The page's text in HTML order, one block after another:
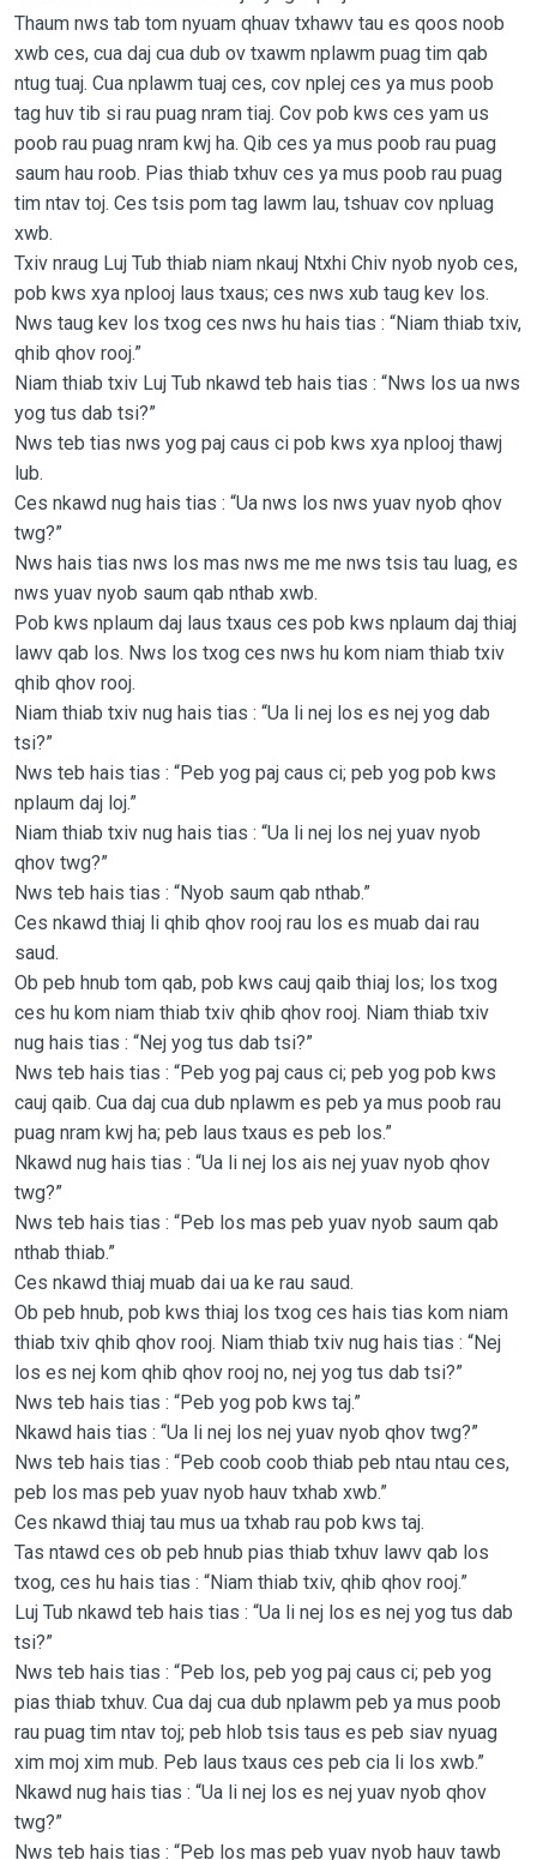
Thaum nws tab tom nyuam qhuav txhawv tau es qoos noob
xwb ces, cua daj cua dub ov txawm nplawm puag tim qab
ntug tuaj. Cua nplawm tuaj ces, cov nplej ces ya mus poob
tag huv tib si rau puag nram tiaj. Cov pob kws ces yam us
poob rau puag nram kwj ha. Qib ces ya mus poob rau puag
saum hau roob. Pias thiab txhuv ces ya mus poob rau puag
tim ntav toj. Ces tsis pom tag lawm lau, tshuav cov npluag
xwb.
Txiv nraug Luj Tub thiab niam nkauj Ntxhi Chiv nyob nyob ces,
pob kws xya nplooj laus txaus; ces nws xub taug kev los.
Nws taug kev los txog ces nws hu hais tias : “Niam thiab txiv,
qhib qhov rooj.”
Niam thiab txiv Luj Tub nkawd teb hais tias : “Nws los ua nws
yog tus dab tsi?”
Nws teb tias nws yog paj caus ci pob kws xya nplooj thawj
lub.
Ces nkawd nug hais tias : “Ua nws los nws yuav nyob qhov
twg?”
Nws hais tias nws los mas nws me me nws tsis tau luag, es
nws yuav nyob saum qab nthab xwb.
Pob kws nplaum daj laus txaus ces pob kws nplaum daj thiaj
lawv qab los. Nws los txog ces nws hu kom niam thiab txiv
qhib qhov rooj.
Niam thiab txiv nug hais tias : “Ua li nej los es nej yog dab
tsi?”
Nws teb hais tias : “Peb yog paj caus ci; peb yog pob kws
nplaum daj loj.”
Niam thiab txiv nug hais tias : “Ua li nej los nej yuav nyob
qhov twg?”
Nws teb hais tias : “Nyob saum qab nthab.”
Ces nkawd thiaj li qhib qhov rooj rau los es muab dai rau
saud.
Ob peb hnub tom qab, pob kws cauj qaib thiaj los; los txog
ces hu kom niam thiab txiv qhib qhov rooj. Niam thiab txiv
nug hais tias : “Nej yog tus dab tsi?”
Nws teb hais tias : “Peb yog paj caus ci; peb yog pob kws
cauj qaib. Cua daj cua dub nplawm es peb ya mus poob rau
puag nram kwj ha; peb laus txaus es peb los.”
Nkawd nug hais tias : “Ua li nej los ais nej yuav nyob qhov
twg?”
Nws teb hais tias : “Peb los mas peb yuav nyob saum qab
nthab thiab.”
Ces nkawd thiaj muab dai ua ke rau saud.
Ob peb hnub, pob kws thiaj los txog ces hais tias kom niam
thiab txiv qhib qhov rooj. Niam thiab txiv nug hais tias : “Nej
los es nej kom qhib qhov rooj no, nej yog tus dab tsi?”
Nws teb hais tias : “Peb yog pob kws taj.”
Nkawd hais tias : “Ua li nej los nej yuav nyob qhov twg?”
Nws teb hais tias : “Peb coob coob thiab peb ntau ntau ces,
peb los mas peb yuav nyob hauv txhab xwb.”
Ces nkawd thiaj tau mus ua txhab rau pob kws taj.
Tas ntawd ces ob peb hnub pias thiab txhuv lawv qab los
txog, ces hu hais tias : “Niam thiab txiv, qhib qhov rooj.”
Luj Tub nkawd teb hais tias : “Ua li nej los es nej yog tus dab
tsi?”
Nws teb hais tias : “Peb los, peb yog paj caus ci; peb yog
pias thiab txhuv. Cua daj cua dub nplawm peb ya mus poob
rau puag tim ntav toj; peb hlob tsis taus es peb siav nyuag
xim moj xim mub. Peb laus txaus ces peb cia li los xwb.”
Nkawd nug hais tias : “Ua li nej los es nej yuav nyob qhov
twg?”
Nws teb hais tias : “Peb los mas peb yuav nyob hauv tawb